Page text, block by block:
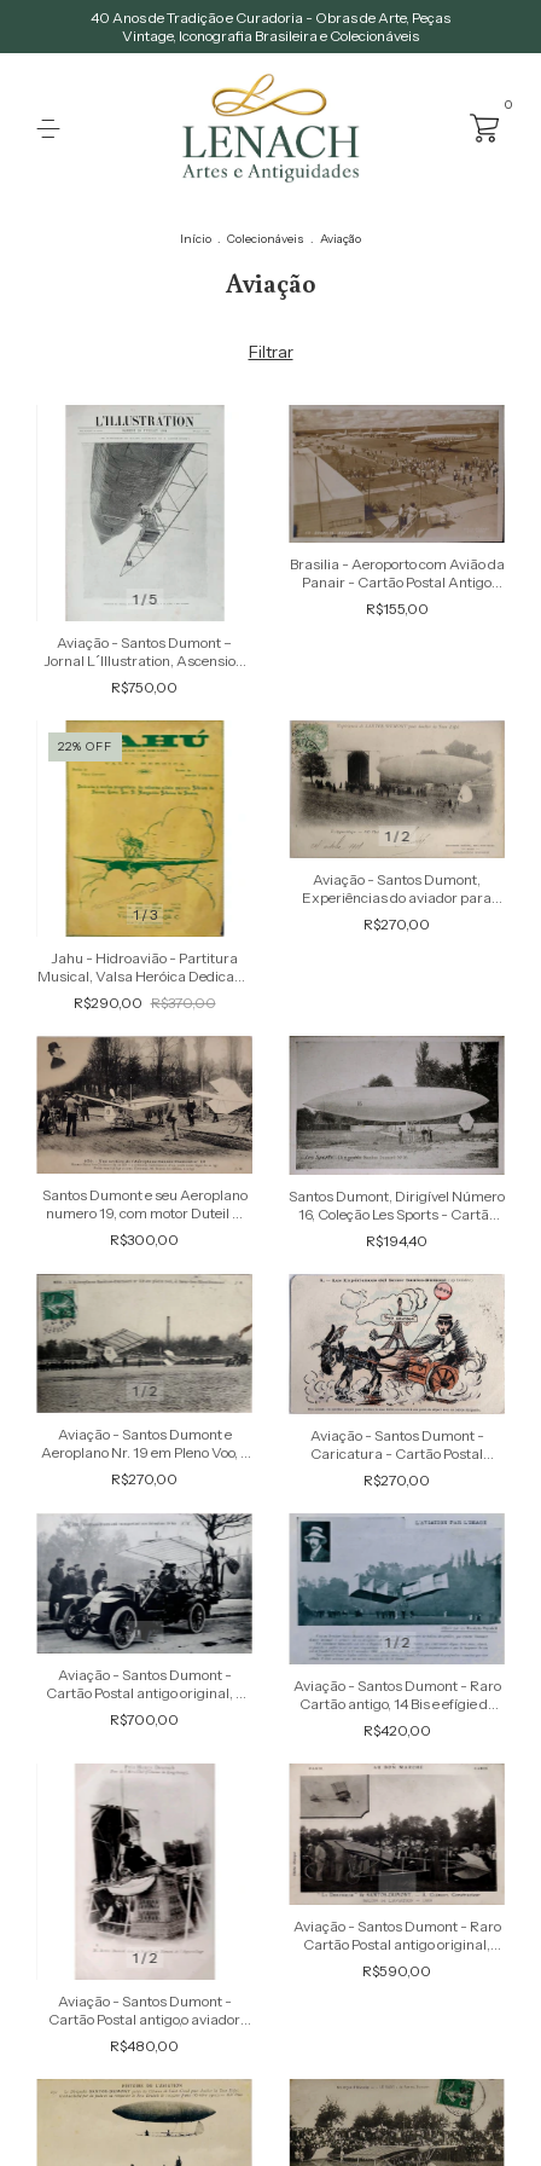
40 Anos de Tradição e Curadoria - Obras de Arte, Peças
Vintage, Iconografia Brasileira e Colecionáveis
0
Início . Colecionáveis . Aviação
Aviação
Filtrar
1 /5
Aviação - Santos Dumont –
Jornal L´Illustration, Ascension
du Santos Dumont Nº 5
R$750,00
Brasilia - Aeroporto com Avião da
Panair - Cartão Postal Antigo
Original , Não Circulado
R$155,00
1/3
22% OFF
Jahu - Hidroavião - Partitura
Musical, Valsa Heróica Dedicada
à Mãe do Piloto Ribeiro de Barros
R$290,00 R$370,00
1 /2
Aviação - Santos Dumont,
Experiências do aviador para
contornar a Torre Eiffel,
Aparelhagem de um dirigível –
R$270,00
Santos Dumont e seu Aeroplano
numero 19, com motor Duteil &
Chalmers, Cartão Postal antigo
original com efígie do aviado
R$300,00
Santos Dumont, Dirigível Número
16, Coleção Les Sports - Cartão
Postal Antigo Original
R$194,40
1 /2
Aviação - Santos Dumont e
Aeroplano Nr. 19 em Pleno Voo, -
Cartão Postal Antigo Original,
Circulado
R$270,00
Aviação - Santos Dumont -
Caricatura - Cartão Postal
Antigo, Não Circulado
R$270,00
1/ 2
Aviação - Santos Dumont -
Cartão Postal antigo original, o
aviador transportando seu
aeroplano 19 Bis
R$700,00
1/2
Aviação - Santos Dumont - Raro
Cartão antigo, 14 Bis e efígie do
aviador, publicidade de Elixir de
Virginie Nyrdahl
R$420,00
1/2
Aviação - Santos Dumont -
Cartão Postal antigo,o aviador
dentro da cesta no momento da
aparelhagem para o Premio
R$480,00
2
Aviação - Santos Dumont - Raro
Cartão Postal antigo original,
imagem do aviador à frente de
seu La Demoiselle
R$590,00